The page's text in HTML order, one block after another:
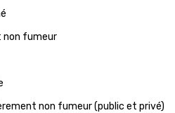
non fumeur
non fumeur (public et privé)